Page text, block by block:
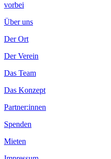
vorbei
Über uns
Der Ort
Der Verein
Das Team
Das Konzept
Partner:innen
Spenden
Mieten